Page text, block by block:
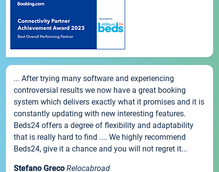
... After trying many software and experiencing
controversial results we now have a great booking
system which delivers exactly what it promises and it is
constantly updating with new interesting features.
Beds24 offers a degree of flexibility and adaptability
that is really hard to find .... We highly recommend
Beds24, give it a chance and you will not regret it...
Stefano Greco Relocabroad